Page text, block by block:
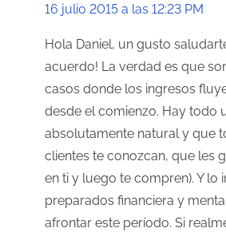
16 julio 2015 a las 12:23 PM
Hola Daniel, un gusto
acuerdo! La verdad es que
casos donde los ingresos
desde el comienzo. Hay todo
absolutamente natural y que
clientes te conozcan, que les
en ti y luego te compren). Y lo
preparados financiera y
afrontar este período. Si